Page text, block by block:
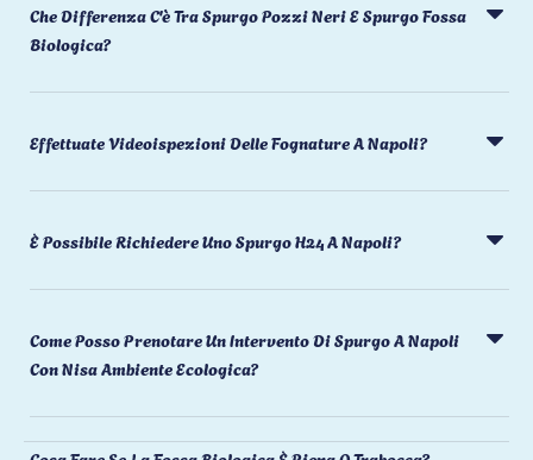
Che Differenza C'è Tra Spurgo Pozzi Neri E Spurgo Fossa
Biologica?
Effettuate Videoispezioni Delle Fognature A Napoli?
È Possibile Richiedere Uno Spurgo H24 A Napoli?
Come Posso Prenotare Un Intervento Di Spurgo A Napoli
Con Nisa Ambiente Ecologica?